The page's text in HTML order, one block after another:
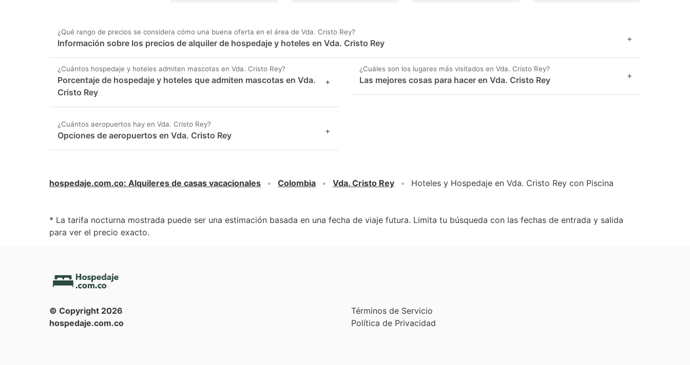
¿Qué rango de precios se considera cómo una buena oferta en el área de Vda. Cristo Rey?
Información sobre los precios de alquiler de hospedaje y hoteles en Vda. Cristo Rey +
¿Cuántos hospedaje y hoteles admiten mascotas en Vda. Cristo Rey?
Porcentaje de hospedaje y hoteles que admiten mascotas en Vda.
Cristo Rey
+
¿Cuáles son los lugares más visitados en Vda. Cristo Rey?
Las mejores cosas para hacer en Vda. Cristo Rey +
¿Cuántos aeropuertos hay en Vda. Cristo Rey?
Opciones de aeropuertos en Vda. Cristo Rey +
hospedaje.com.co: Alquileres de casas vacacionales Colombia Vda. Cristo Rey Hoteles y Hospedaje en Vda. Cristo Rey con Piscina
* La tarifa nocturna mostrada puede ser una estimación basada en una fecha de viaje futura. Limita tu búsqueda con las fechas de entrada y salida
para ver el precio exacto.
© Copyright 2026
hospedaje.com.co
Términos de Servicio
Política de Privacidad